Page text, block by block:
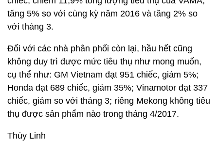
tăng 5% so với cùng kỳ năm 2016 và tăng 2% so
với tháng 3.
Đối với các nhà phân phối còn lại, hầu hết cũng
không duy trì được mức tiêu thụ như mong muốn,
cụ thể như: GM Vietnam đạt 951 chiếc, giảm 5%;
Honda đạt 689 chiếc, giảm 35%; Vinamotor đạt 337
chiếc, giảm so với tháng 3; riêng Mekong không tiêu
thụ được sản phẩm nào trong tháng 4/2017.
Thùy Linh